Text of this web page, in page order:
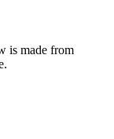
is made from